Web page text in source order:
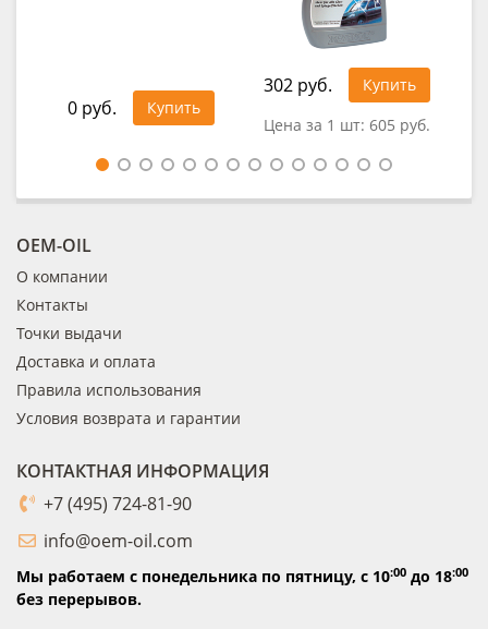
0 руб. Купить
302 руб.
Купить
Цена за 1 шт: 605 руб.
OEM-OIL
О компании
Контакты
Точки выдачи
Доставка и оплата
Правила использования
Условия возврата и гарантии
КОНТАКТНАЯ ИНФОРМАЦИЯ
+7 (495) 724-81-90
info@oem-oil.com
Мы работаем с понедельника по пятницу, с 10:00 до 18:00
без перерывов.